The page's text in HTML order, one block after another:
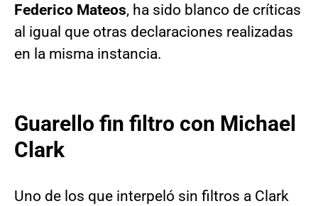
Federico Mateos, ha sido blanco de críticas
al igual que otras declaraciones realizadas
en la misma instancia.
Guarello fin filtro con Michael
Clark
Uno de los que interpeló sin filtros a Clark